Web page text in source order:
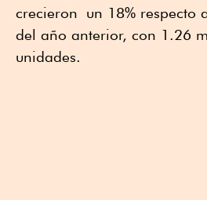
crecieron un 18% respecto
del año anterior, con 1.26
unidades.